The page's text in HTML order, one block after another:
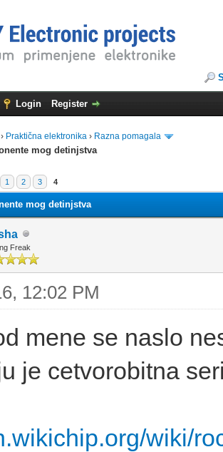
Login Register
› Praktična elektronika › Razna pomagala
mog detinjstva
1 2 3 4
mog detinjstva
Freak
12:02 PM
mene se naslo
je cetvorobitna
wiki/